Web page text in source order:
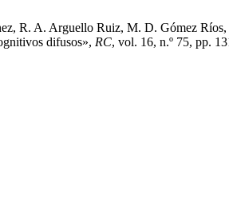
R. A. Arguello Ruiz, M. D. Gómez Ríos,
difusos», RC, vol. 16, n.º 75, pp.